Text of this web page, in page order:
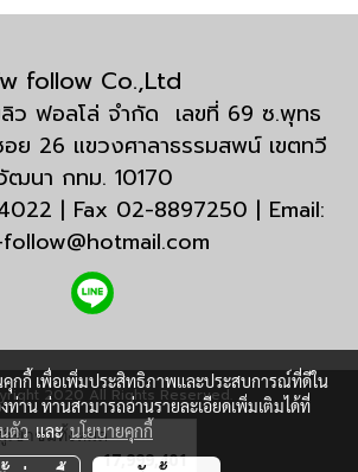
follow Co.,Ltd
ว ฟอลโล่ จำกัด เลขที่ 69 ซ.พุทธ
26 แขวงศาลาธรรมสพน์ เขตทวี
ฒนา กทม. 10170
| Fax 02-8897250 | Email:
2020 All Rights Reserved.
เข้าชมทั้งหมด
17,999,401
คุกกี้ เพื่อเพิ่มประสิทธิภาพและประสบการณ์ที่ดีใน
ท่าน ท่านสามารถอ่านรายละเอียดเพิ่มเติมได้ที่
ตัวและนโยบายคุกกี้